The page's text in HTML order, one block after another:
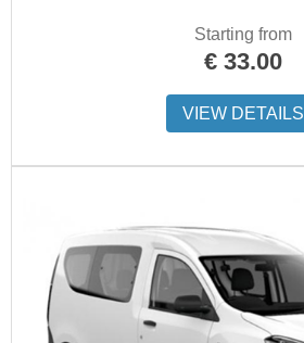
Starting from
€ 33.00
VIEW DETAILS